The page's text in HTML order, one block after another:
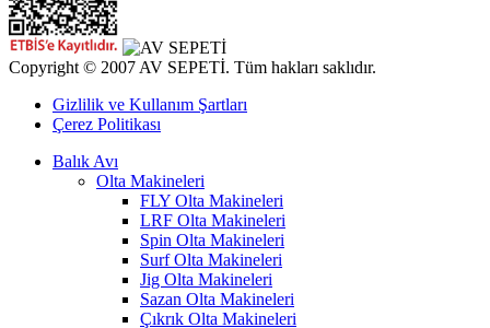
Copyright © 2007 AV SEPETİ. Tüm hakları saklıdır.
Gizlilik ve Kullanım Şartları
Çerez Politikası
Balık Avı
Olta Makineleri
FLY Olta Makineleri
LRF Olta Makineleri
Spin Olta Makineleri
Surf Olta Makineleri
Jig Olta Makineleri
Sazan Olta Makineleri
Çıkrık Olta Makineleri